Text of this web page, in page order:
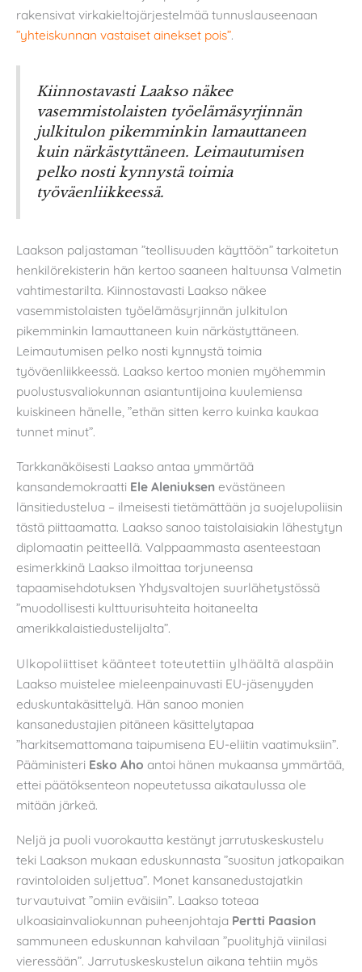
rakensivat virkakieltojärjestelmää tunnuslauseenaan
”yhteiskunnan vastaiset ainekset pois”.
Kiinnostavasti Laakso näkee
vasemmistolaisten työelämäsyrjinnän
julkitulon pikemminkin lamauttaneen
kuin närkästyttäneen. Leimautumisen
pelko nosti kynnystä toimia
työväenliikkeessä.
Laakson paljastaman ”teollisuuden käyttöön” tarkoitetun
henkilörekisterin hän kertoo saaneen haltuunsa Valmetin
vahtimestarilta. Kiinnostavasti Laakso näkee
vasemmistolaisten työelämäsyrjinnän julkitulon
pikemminkin lamauttaneen kuin närkästyttäneen.
Leimautumisen pelko nosti kynnystä toimia
työväenliikkeessä. Laakso kertoo monien myöhemmin
puolustusvaliokunnan asiantuntijoina kuulemiensa
kuiskineen hänelle, ”ethän sitten kerro kuinka kaukaa
tunnet minut”.
Tarkkanäköisesti Laakso antaa ymmärtää
kansandemokraatti Ele Aleniuksen evästäneen
länsitiedustelua – ilmeisesti tietämättään ja suojelupoliisin
tästä piittaamatta. Laakso sanoo taistolaisiakin lähestytyn
diplomaatin peitteellä. Valppaammasta asenteestaan
esimerkkinä Laakso ilmoittaa torjuneensa
tapaamisehdotuksen Yhdysvaltojen suurlähetystössä
”muodollisesti kulttuurisuhteita hoitaneelta
amerikkalaistiedustelijalta”.
Ulkopoliittiset käänteet toteutettiin ylhäältä alaspäin
Laakso muistelee mieleenpainuvasti EU-jäsenyyden
eduskuntakäsittelyä. Hän sanoo monien
kansanedustajien pitäneen käsittelytapaa
”harkitsemattomana taipumisena EU-eliitin vaatimuksiin”.
Pääministeri Esko Aho antoi hänen mukaansa ymmärtää,
ettei päätöksenteon nopeutetussa aikataulussa ole
mitään järkeä.
Neljä ja puoli vuorokautta kestänyt jarrutuskeskustelu
teki Laakson mukaan eduskunnasta ”suositun jatkopaikan
ravintoloiden suljettua”. Monet kansanedustajatkin
turvautuivat ”omiin eväisiin”. Laakso toteaa
ulkoasiainvaliokunnan puheenjohtaja Pertti Paasion
sammuneen eduskunnan kahvilaan ”puolityhjä viinilasi
vieressään”. Jarrutuskeskustelun aikana tehtiin myös